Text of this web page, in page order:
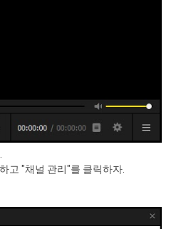
고 "채널 관리"를 클릭하자.